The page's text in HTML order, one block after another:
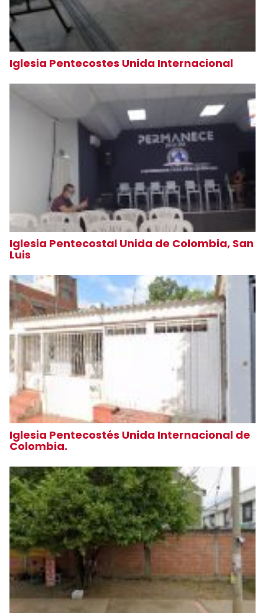
Iglesia Pentecostes Unida Internacional
Iglesia Pentecostal Unida de Colombia, San
Luis
Iglesia Pentecostés Unida Internacional de
Colombia.